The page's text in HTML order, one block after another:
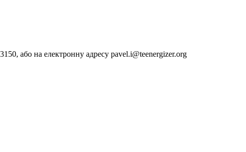
або на електронну адресу pavel.i@teenergizer.org